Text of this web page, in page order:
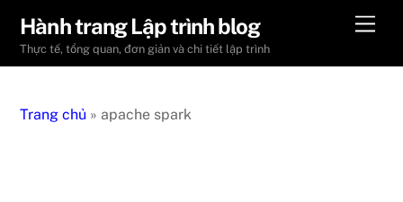
content
Hành trang Lập trình blog
Thực tế, tổng quan, đơn giản và chi tiết lập trình
Trang chủ » apache spark